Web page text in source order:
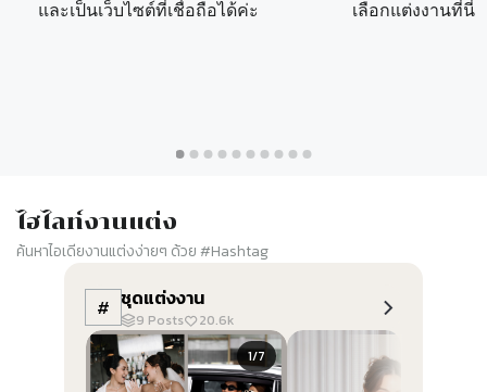
และเป็นเว็บไซต์ที่เชื่อถือได้ค่ะ
เลือกแต่งงานที่นี่
ไฮไลท์งานแต่ง
ค้นหาไอเดียงานแต่งง่ายๆ ด้วย #Hashtag
# ชุดแต่งงาน
9 Posts 20.6k
Slide 1 of 7
1/7
Slide 1 of 5